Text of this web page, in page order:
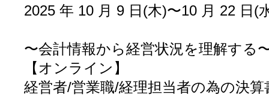
2025 年 10 月 9 日(木)〜10 月 22 日(
〜会計情報から経営状況を理解する
【オンライン】
経営者/営業職/経理担当者の為の決